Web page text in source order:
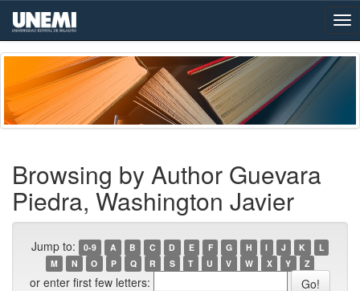
Skip
navigation
Browsing by Author Guevara
Piedra, Washington Javier
Jump to: 0-9 A B C D E F G H I J K
L
M
N O P Q R S T U V W X Y Z
or enter first few letters: